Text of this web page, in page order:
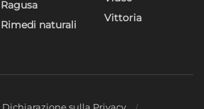
Ragusa
Rimedi naturali
Vittoria